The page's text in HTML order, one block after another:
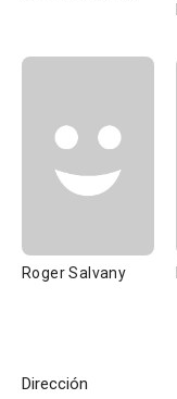
Roger Salvany
Dirección